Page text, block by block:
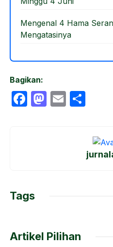
Mengenal 4 Hama
Mengatasinya
Bagikan:
F
o
k
M E
e
Tags
Artikel Pilihan